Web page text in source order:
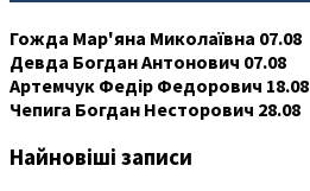
Гожда Мар'яна Миколаївна 07.08
Девда Богдан Антонович 07.08
Артемчук Федір Федорович 18.08
Чепига Богдан Несторович 28.08
Найновіші записи